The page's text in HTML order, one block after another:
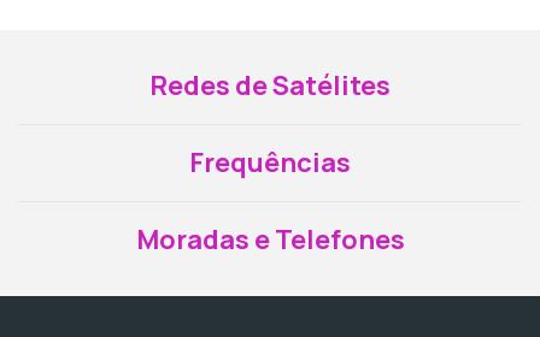
Redes de Satélites
Frequências
Moradas e Telefones